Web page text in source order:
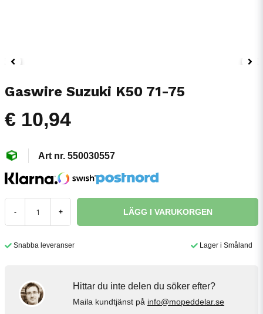
Gaswire Suzuki K50 71-75
€ 10,94
550030557
- + LÄGG I VARUKORGEN
Snabba leveranser Lager i Småland
Hittar du inte delen du söker efter?
Maila kundtjänst på info@mopeddelar.se